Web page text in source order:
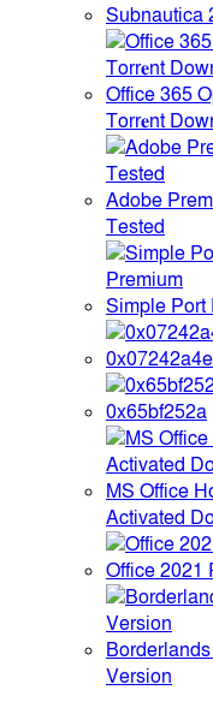
Subnautica
Office 365
Torr𝐞nt
Adobe
Tested
Simple Port
0x07242a4e
0x65bf252a
MS Office
Activated
Office 2021
Version